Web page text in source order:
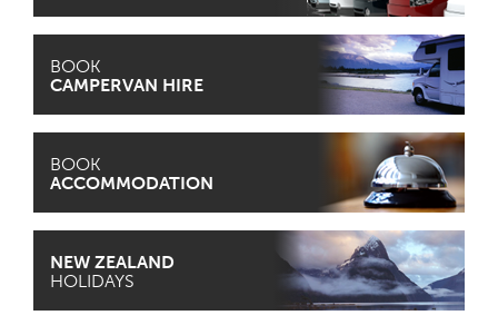
BOOK
CAMPERVAN HIRE
BOOK
ACCOMMODATION
NEW ZEALAND
HOLIDAYS